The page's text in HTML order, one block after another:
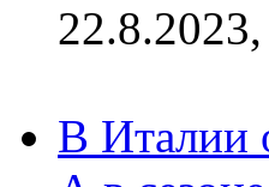
В Италии